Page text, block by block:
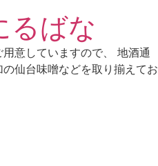
るばな
意していますので、 地酒通
仙台味噌などを取り揃えてお